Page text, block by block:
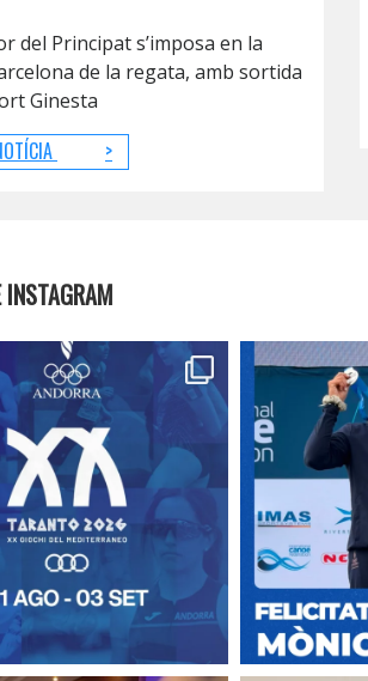
del Principat s’imposa en la
de la regata, amb sortida
Ginesta
>
INSTAGRAM